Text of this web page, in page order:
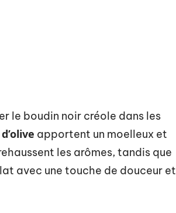
le boudin noir créole dans les
apportent un moelleux et
les arômes, tandis que
avec une touche de douceur et